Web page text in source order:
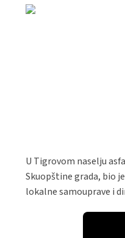
U Tigrovom naselju
Skuopštine grada, bio
lokalne samouprave i